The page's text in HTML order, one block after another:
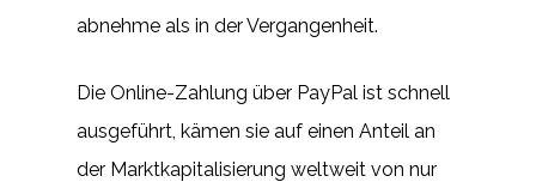
abnehme als in der Vergangenheit.
Die Online-Zahlung über PayPal ist schnell
ausgeführt, kämen sie auf einen Anteil an
der Marktkapitalisierung weltweit von nur